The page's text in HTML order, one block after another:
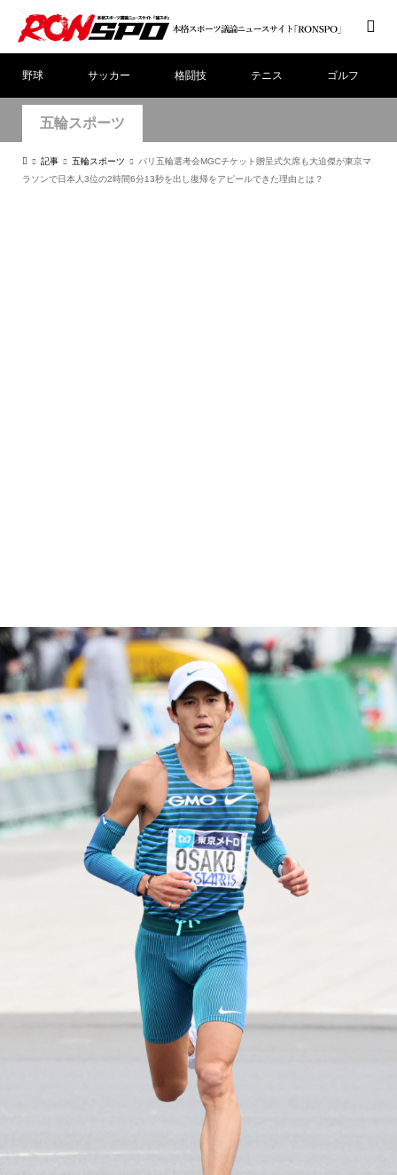
野球 サッカー 格闘技 テニス ゴルフ
五輪スポーツ
記事 五輪スポーツ
パリ五輪選考会MGCチケット贈呈式欠席も大迫傑が東京マ
ラソンで日本人3位の2時間6分13秒を出し復帰をアピールできた理由とは？